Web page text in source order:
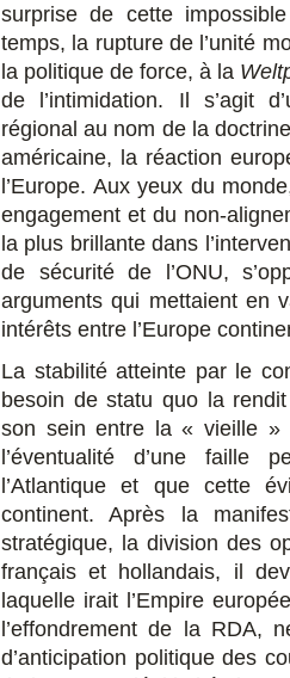
surprise de cette
temps, la rupture de l’unité
la politique de force, à la
de l’intimidation. Il s’agit
régional au nom de la
américaine, la réaction
l’Europe. Aux yeux du
engagement et du non-
la plus brillante dans
de sécurité de l’ONU,
arguments qui mettaient en
intérêts entre l’Europe
La stabilité atteinte par le
besoin de statu quo la
son sein entre la « vieille »
l’éventualité d’une faille
l’Atlantique et que cette
continent. Après la
stratégique, la division des
français et hollandais, il
laquelle irait l’Empire
l’effondrement de la RDA,
d’anticipation politique des